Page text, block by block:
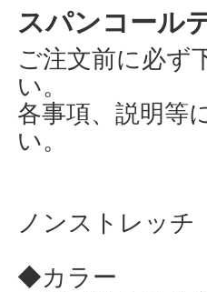
スパンコー
ご注文前に必ず
い。
各事項、説明等
い。
ノンストレッ
◆カラー